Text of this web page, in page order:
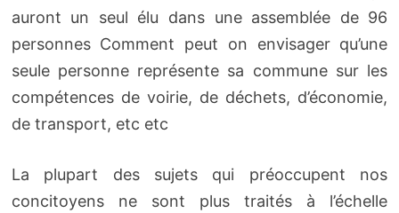
auront un seul élu dans une assemblée de 96
personnes Comment peut on envisager qu’une
seule personne représente sa commune sur les
compétences de voirie, de déchets, d’économie,
de transport, etc etc
La plupart des sujets qui préoccupent nos
concitoyens ne sont plus traités à l’échelle